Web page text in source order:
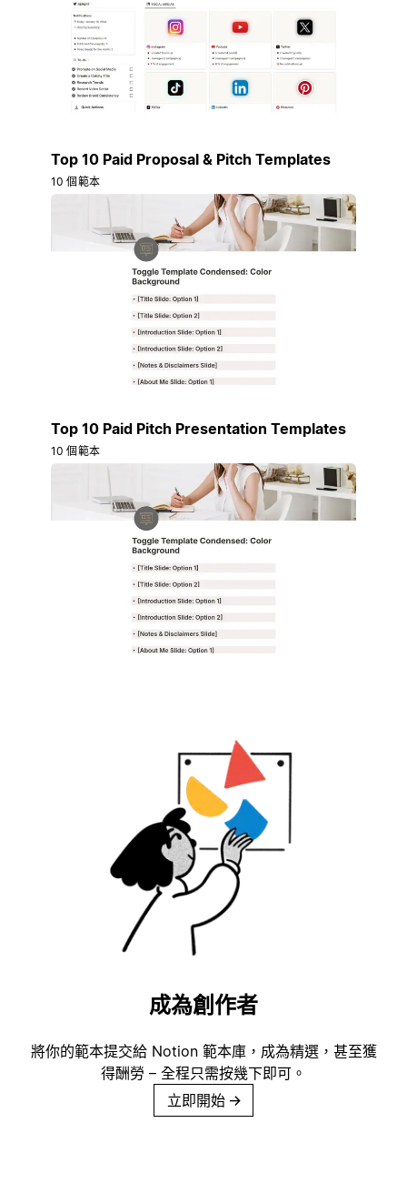
Top 10 Paid Proposal & Pitch Templates
10 個範本
Top 10 Paid Pitch Presentation Templates
10 個範本
成為創作者
將你的範本提交給 Notion 範本庫，成為精選，甚至獲
得酬勞 – 全程只需按幾下即可。
立即開始 →